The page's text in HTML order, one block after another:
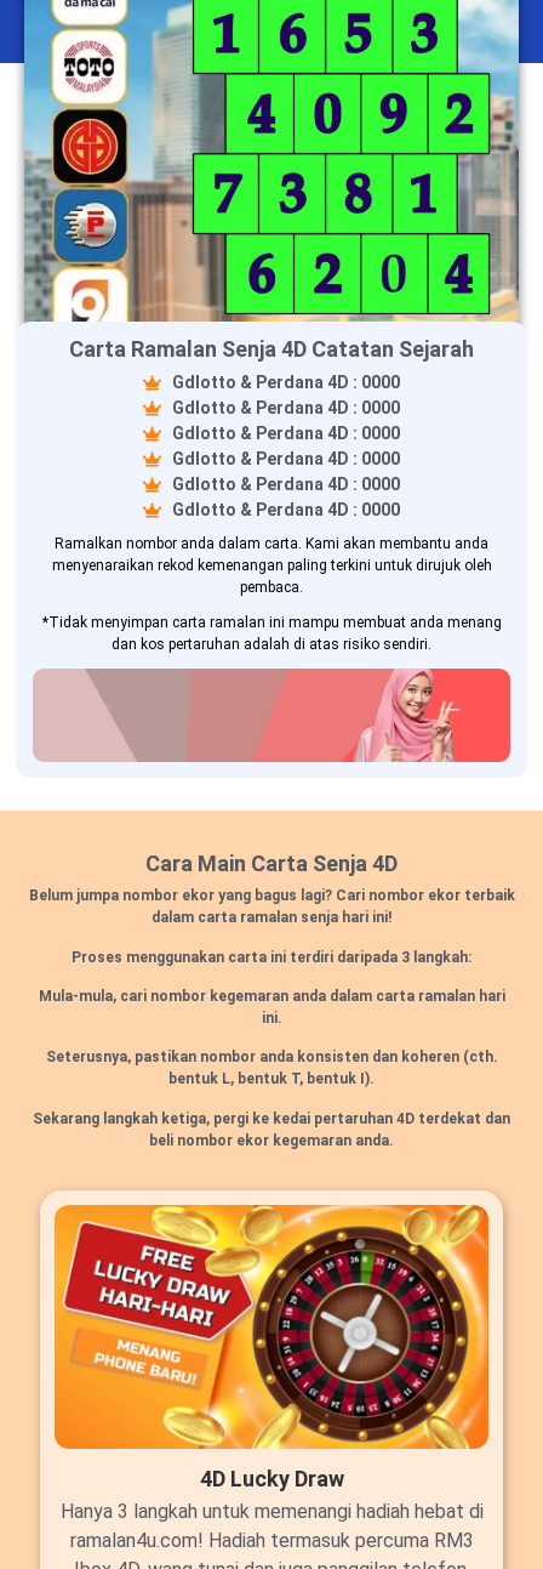
Carta Ramalan Senja 4D Catatan Sejarah
Gdlotto & Perdana 4D : 0000
Gdlotto & Perdana 4D : 0000
Gdlotto & Perdana 4D : 0000
Gdlotto & Perdana 4D : 0000
Gdlotto & Perdana 4D : 0000
Gdlotto & Perdana 4D : 0000
Ramalkan nombor anda dalam carta. Kami akan membantu anda
menyenaraikan rekod kemenangan paling terkini untuk dirujuk oleh
pembaca.
*Tidak menyimpan carta ramalan ini mampu membuat anda menang
dan kos pertaruhan adalah di atas risiko sendiri.
Cara Main Carta Senja 4D
Belum jumpa nombor ekor yang bagus lagi? Cari nombor ekor terbaik
dalam carta ramalan senja hari ini!
Proses menggunakan carta ini terdiri daripada 3 langkah:
Mula-mula, cari nombor kegemaran anda dalam carta ramalan hari
ini.
Seterusnya, pastikan nombor anda konsisten dan koheren (cth.
bentuk L, bentuk T, bentuk I).
Sekarang langkah ketiga, pergi ke kedai pertaruhan 4D terdekat dan
beli nombor ekor kegemaran anda.
4D Lucky Draw
Hanya 3 langkah untuk memenangi hadiah hebat di
ramalan4u.com! Hadiah termasuk percuma RM3